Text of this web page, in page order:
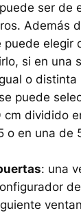
ser de
Además
puede elegir
si en una
o distinta
puede
cm dividido
o en una de
: una